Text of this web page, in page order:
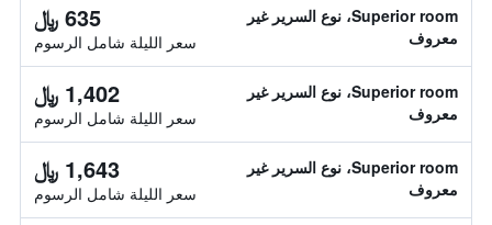
Superior room، نوع السرير غير
معروف
635 ﷼
سعر الليلة شامل الرسوم
Superior room، نوع السرير غير
معروف
1,402 ﷼
سعر الليلة شامل الرسوم
Superior room، نوع السرير غير
معروف
1,643 ﷼
سعر الليلة شامل الرسوم